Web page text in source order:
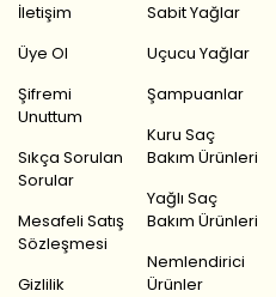
İletişim
Üye Ol
Şifremi
Unuttum
Sıkça Sorulan
Sorular
Mesafeli Satış
Sözleşmesi
Gizlilik
Sabit Yağlar
Uçucu Yağlar
Şampuanlar
Kuru Saç
Bakım Ürünleri
Yağlı Saç
Bakım Ürünleri
Nemlendirici
Ürünler